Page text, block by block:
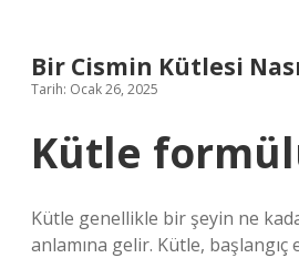
Bir Cismin Kütlesi
Tarih: Ocak 26, 2025
Kütle
Kütle genellikle bir şeyin ne
anlamına gelir. Kütle,